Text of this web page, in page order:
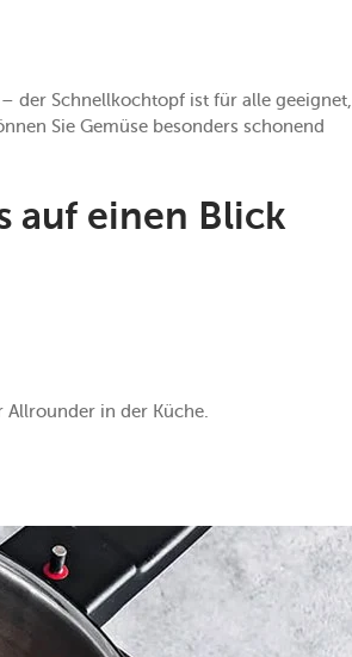
der Schnellkochtopf ist für alle geeignet,
Sie Gemüse besonders schonend
auf einen Blick
in der Küche.